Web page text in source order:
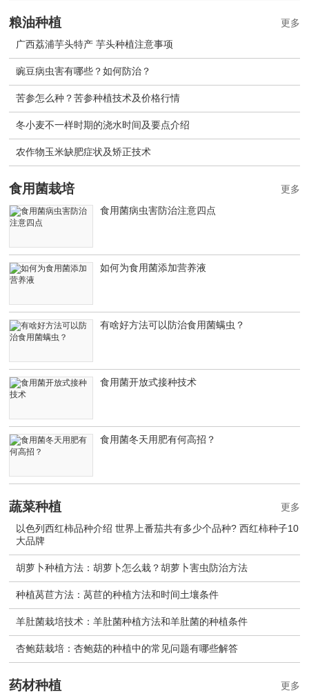
粮油种植
广西荔浦芋头特产 芋头种植注意事项
豌豆病虫害有哪些？如何防治？
苦参怎么种？苦参种植技术及价格行情
冬小麦不一样时期的浇水时间及要点介绍
农作物玉米缺肥症状及矫正技术
更多
食用菌栽培
食用菌病虫害防治注意四点
如何为食用菌添加营养液
有啥好方法可以防治食用菌螨虫？
食用菌开放式接种技术
食用菌冬天用肥有何高招？
更多
蔬菜种植
以色列西红柿品种介绍 世界上番茄共有多少个品种? 西红柿种子10
大品牌
胡萝卜种植方法：胡萝卜怎么栽？胡萝卜害虫防治方法
种植莴苣方法：莴苣的种植方法和时间土壤条件
羊肚菌栽培技术：羊肚菌种植方法和羊肚菌的种植条件
杏鲍菇栽培：杏鲍菇的种植中的常见问题有哪些解答
更多
药材种植 更多